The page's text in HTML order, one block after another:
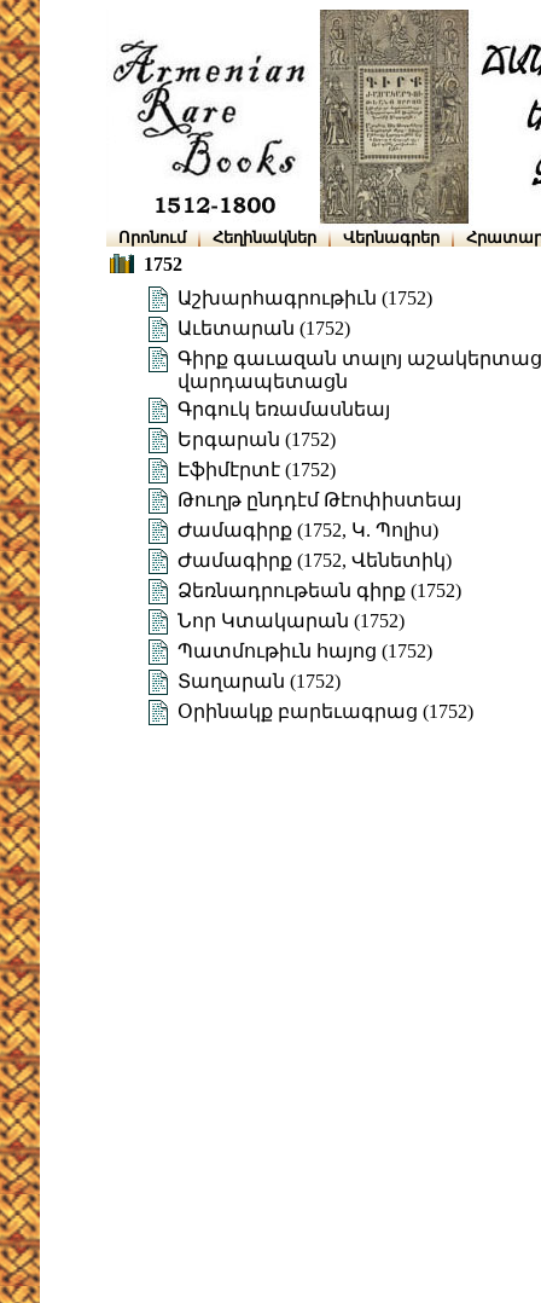
Որոնում Հեղինակներ Վերնագրեր
1752
Աշխարհագրութիւն (1752)
Աւետարան (1752)
Գիրք գաւազան տալոյ
վարդապետացն
Գրգուկ եռամասնեայ
Երգարան (1752)
Էֆիմէրտէ (1752)
Թուղթ ընդդէմ Թէոփիստեայ
Ժամագիրք (1752, Կ. Պոլիս)
Ժամագիրք (1752, Վենետիկ)
Ձեռնադրութեան գիրք (1752)
Նոր Կտակարան (1752)
Պատմութիւն հայոց (1752)
Տաղարան (1752)
Օրինակք բարեւագրաց (1752)